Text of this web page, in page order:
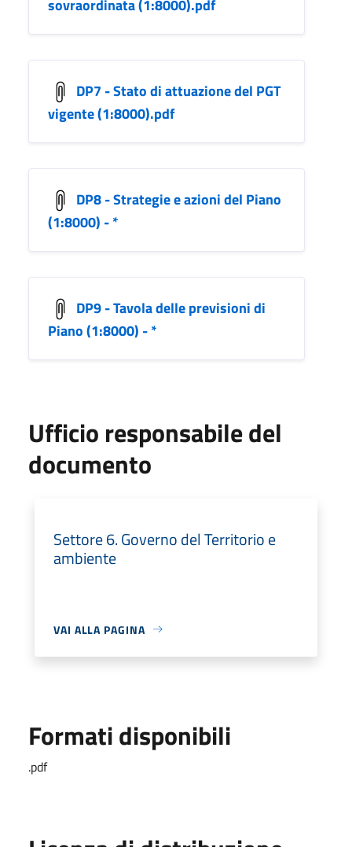
sovraordinata (1:8000).pdf
DP7 - Stato di attuazione del PGT
vigente (1:8000).pdf
DP8 - Strategie e azioni del Piano
(1:8000) - *
DP9 - Tavola delle previsioni di
Piano (1:8000) - *
Ufficio responsabile del
documento
Settore 6. Governo del Territorio e
ambiente
VAI ALLA PAGINA
Formati disponibili
.pdf